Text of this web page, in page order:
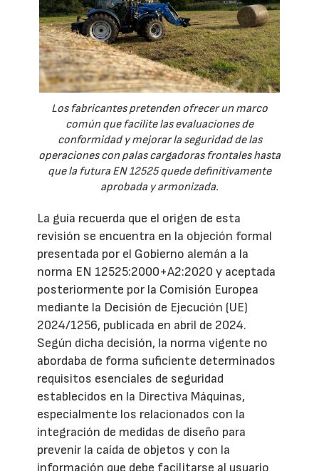
Los fabricantes pretenden ofrecer un marco
común que facilite las evaluaciones de
conformidad y mejorar la seguridad de las
operaciones con palas cargadoras frontales hasta
que la futura EN 12525 quede definitivamente
aprobada y armonizada.
La guía recuerda que el origen de esta
revisión se encuentra en la objeción formal
presentada por el Gobierno alemán a la
norma EN 12525:2000+A2:2020 y aceptada
posteriormente por la Comisión Europea
mediante la Decisión de Ejecución (UE)
2024/1256, publicada en abril de 2024.
Según dicha decisión, la norma vigente no
abordaba de forma suficiente determinados
requisitos esenciales de seguridad
establecidos en la Directiva Máquinas,
especialmente los relacionados con la
integración de medidas de diseño para
prevenir la caída de objetos y con la
información que debe facilitarse al usuario